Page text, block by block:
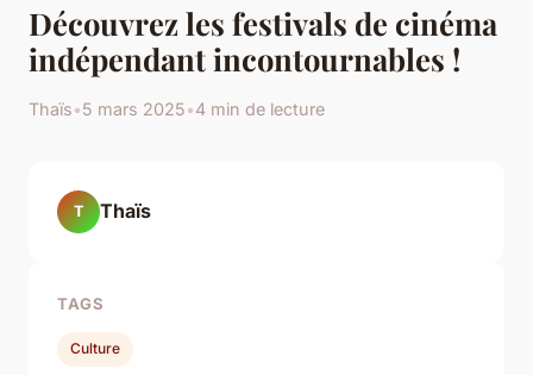
Découvrez les festivals de cinéma
indépendant incontournables !
Thaïs•5 mars 2025•4 min de lecture
T Thaïs
TAGS
Culture